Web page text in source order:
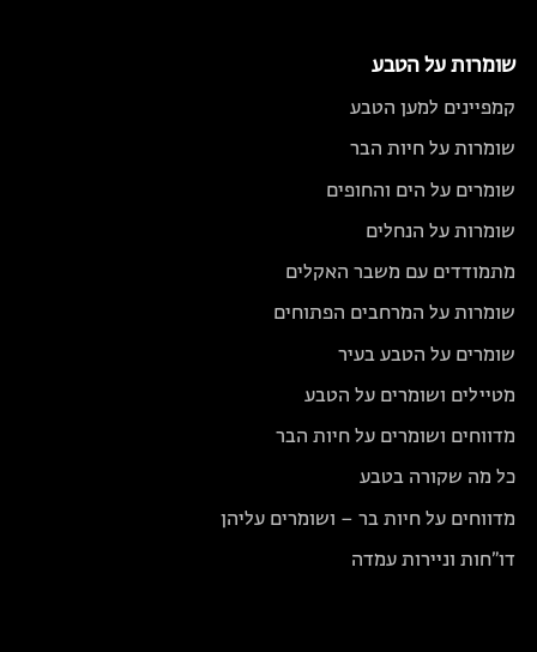
שומרות על הטבע
קמפיינים למען הטבע
שומרות על חיות הבר
שומרים על הים והחופים
שומרות על הנחלים
מתמודדים עם משבר האקלים
שומרות על המרחבים הפתוחים
שומרים על הטבע בעיר
מטיילים ושומרים על הטבע
מדווחים ושומרים על חיות הבר
כל מה שקורה בטבע
מדווחים על חיות בר – ושומרים עליהן
דו״חות וניירות עמדה